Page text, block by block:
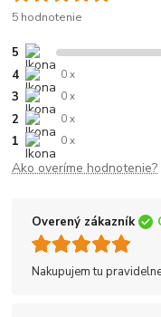
5 hodnotenie
5
4 0 x
3 0 x
2 0 x
1 0 x
Ako overíme hodnotenie?
Overený zákazník
Nakupujem tu